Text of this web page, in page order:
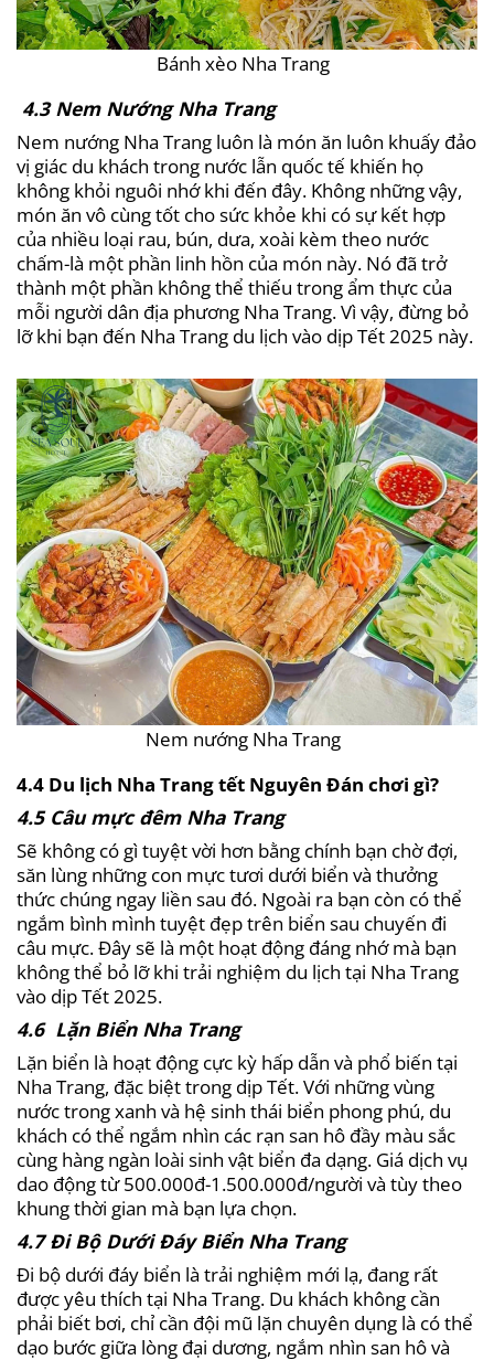
Bánh xèo Nha Trang
4.3 Nem Nướng Nha Trang
Nem nướng Nha Trang luôn là món ăn luôn khuấy đảo
vị giác du khách trong nước lẫn quốc tế khiến họ
không khỏi nguôi nhớ khi đến đây. Không những vậy,
món ăn vô cùng tốt cho sức khỏe khi có sự kết hợp
của nhiều loại rau, bún, dưa, xoài kèm theo nước
chấm-là một phần linh hồn của món này. Nó đã trở
thành một phần không thể thiếu trong ẩm thực của
mỗi người dân địa phương Nha Trang. Vì vậy, đừng bỏ
lỡ khi bạn đến Nha Trang du lịch vào dịp Tết 2025 này.
Nem nướng Nha Trang
4.4 Du lịch Nha Trang tết Nguyên Đán chơi gì?
4.5 Câu mực đêm Nha Trang
Sẽ không có gì tuyệt vời hơn bằng chính bạn chờ đợi,
săn lùng những con mực tươi dưới biển và thưởng
thức chúng ngay liền sau đó. Ngoài ra bạn còn có thể
ngắm bình mình tuyệt đẹp trên biển sau chuyến đi
câu mực. Đây sẽ là một hoạt động đáng nhớ mà bạn
không thể bỏ lỡ khi trải nghiệm du lịch tại Nha Trang
vào dịp Tết 2025.
4.6 Lặn Biển Nha Trang
Lặn biển là hoạt động cực kỳ hấp dẫn và phổ biến tại
Nha Trang, đặc biệt trong dịp Tết. Với những vùng
nước trong xanh và hệ sinh thái biển phong phú, du
khách có thể ngắm nhìn các rạn san hô đầy màu sắc
cùng hàng ngàn loài sinh vật biển đa dạng. Giá dịch vụ
dao động từ 500.000đ-1.500.000đ/người và tùy theo
khung thời gian mà bạn lựa chọn.
4.7 Đi Bộ Dưới Đáy Biển Nha Trang
Đi bộ dưới đáy biển là trải nghiệm mới lạ, đang rất
được yêu thích tại Nha Trang. Du khách không cần
phải biết bơi, chỉ cần đội mũ lặn chuyên dụng là có thể
dạo bước giữa lòng đại dương, ngắm nhìn san hô và